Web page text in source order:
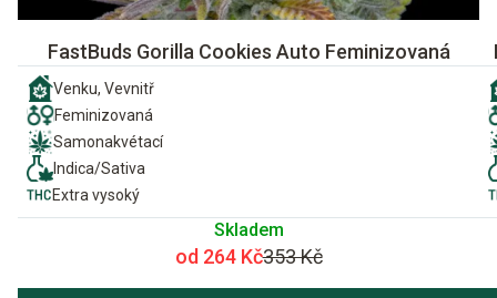
FastBuds Gorilla Cookies Auto Feminizovaná
Venku, Vevnitř
Feminizovaná
Samonakvétací
Indica/Sativa
Extra vysoký
Skladem
od 264 Kč353 Kč